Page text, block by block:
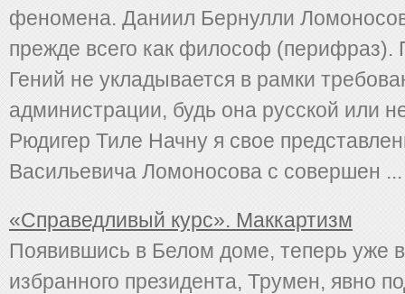
феномена. Даниил Бернулли
прежде всего как философ (перифраз).
Гений не укладывается в рамки
администрации, будь она русской или
Рюдигер Тиле Начну я свое
Васильевича Ломоносова с совершен ...
«Справедливый курс». Маккартизм
Появившись в Белом доме, теперь уже
избранного президента, Трумен, явно